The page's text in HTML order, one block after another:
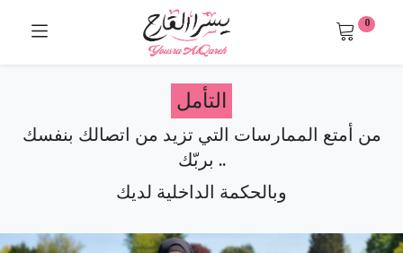
0
التأمل
من أمتع الممارسات التي تزيد من اتصالك بنفسك
.. بربّك
وبالحكمة الداخلية لديك